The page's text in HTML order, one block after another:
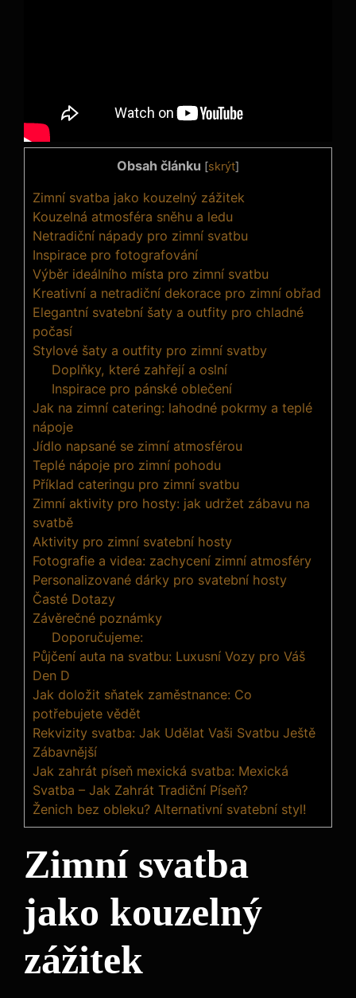
Obsah článku [skrýt]
Zimní svatba jako kouzelný zážitek
Kouzelná atmosféra sněhu a ledu
Netradiční nápady pro zimní svatbu
Inspirace pro fotografování
Výběr ideálního místa pro zimní svatbu
Kreativní a netradiční dekorace pro zimní obřad
Elegantní svatební šaty a outfity pro chladné
počasí
Stylové šaty a outfity pro zimní svatby
Doplňky, které zahřejí a oslní
Inspirace pro pánské oblečení
Jak na zimní catering: lahodné pokrmy a teplé
nápoje
Jídlo napsané se zimní atmosférou
Teplé nápoje pro zimní pohodu
Příklad cateringu pro zimní svatbu
Zimní aktivity pro hosty: jak udržet zábavu na
svatbě
Aktivity pro zimní svatební hosty
Fotografie a videa: zachycení zimní atmosféry
Personalizované dárky pro svatební hosty
Časté Dotazy
Závěrečné poznámky
Doporučujeme:
Půjčení auta na svatbu: Luxusní Vozy pro Váš
Den D
Jak doložit sňatek zaměstnance: Co
potřebujete vědět
Rekvizity svatba: Jak Udělat Vaši Svatbu Ještě
Zábavnější
Jak zahrát píseň mexická svatba: Mexická
Svatba – Jak Zahrát Tradiční Píseň?
Ženich bez obleku? Alternativní svatební styl!
Zimní svatba
jako kouzelný
zážitek